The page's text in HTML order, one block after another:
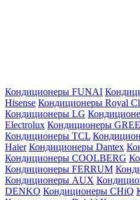
Кондиционеры FUNAI
Hisense Кондиционеры Royal
Кондиционеры LG
Electrolux Кондиционеры GREE
Кондиционеры TCL
Haier Кондиционеры Dantex
Кондиционеры СOOLBERG
Кондиционеры FERRUM
Кондиционеры AUX
DENKO Кондиционеры CHiQ